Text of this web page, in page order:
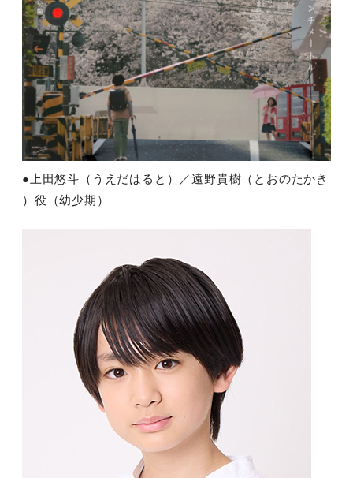
●上田悠斗（うえだはると）／遠野貴樹（とおのたかき
）役（幼少期）